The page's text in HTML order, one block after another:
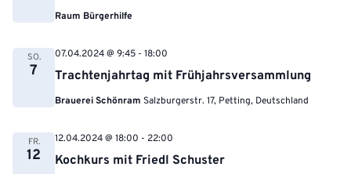
Raum Bürgerhilfe
SO.
7 Trachtenjahrtag mit Frühjahrsversammlung
07.04.2024 @ 9:45 - 18:00
Brauerei Schönram Salzburgerstr. 17, Petting, Deutschland
FR.
12 Kochkurs mit Friedl Schuster
12.04.2024 @ 18:00 - 22:00